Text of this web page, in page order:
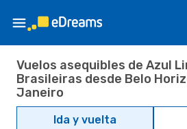
Vuelos asequibles de Azul
Brasileiras desde Belo
Janeiro
Ida y vuelta